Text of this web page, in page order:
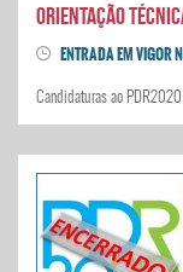
ENTRADA EM
Candidaturas ao